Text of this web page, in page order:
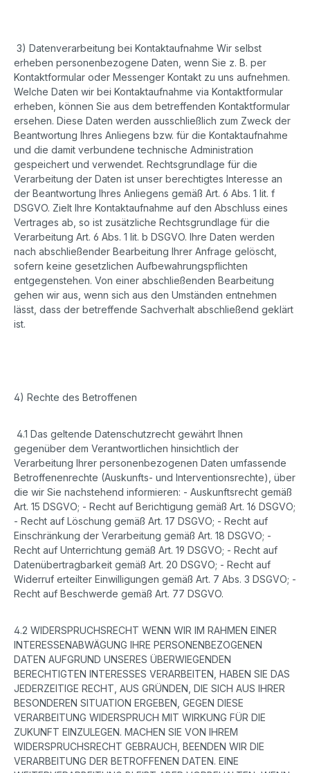
3) Datenverarbeitung bei Kontaktaufnahme Wir selbst
erheben personenbezogene Daten, wenn Sie z. B. per
Kontaktformular oder Messenger Kontakt zu uns aufnehmen.
Welche Daten wir bei Kontaktaufnahme via Kontaktformular
erheben, können Sie aus dem betreffenden Kontaktformular
ersehen. Diese Daten werden ausschließlich zum Zweck der
Beantwortung Ihres Anliegens bzw. für die Kontaktaufnahme
und die damit verbundene technische Administration
gespeichert und verwendet. Rechtsgrundlage für die
Verarbeitung der Daten ist unser berechtigtes Interesse an
der Beantwortung Ihres Anliegens gemäß Art. 6 Abs. 1 lit. f
DSGVO. Zielt Ihre Kontaktaufnahme auf den Abschluss eines
Vertrages ab, so ist zusätzliche Rechtsgrundlage für die
Verarbeitung Art. 6 Abs. 1 lit. b DSGVO. Ihre Daten werden
nach abschließender Bearbeitung Ihrer Anfrage gelöscht,
sofern keine gesetzlichen Aufbewahrungspflichten
entgegenstehen. Von einer abschließenden Bearbeitung
gehen wir aus, wenn sich aus den Umständen entnehmen
lässt, dass der betreffende Sachverhalt abschließend geklärt
ist.
4) Rechte des Betroffenen
4.1 Das geltende Datenschutzrecht gewährt Ihnen
gegenüber dem Verantwortlichen hinsichtlich der
Verarbeitung Ihrer personenbezogenen Daten umfassende
Betroffenenrechte (Auskunfts- und Interventionsrechte), über
die wir Sie nachstehend informieren: - Auskunftsrecht gemäß
Art. 15 DSGVO; - Recht auf Berichtigung gemäß Art. 16 DSGVO;
- Recht auf Löschung gemäß Art. 17 DSGVO; - Recht auf
Einschränkung der Verarbeitung gemäß Art. 18 DSGVO; -
Recht auf Unterrichtung gemäß Art. 19 DSGVO; - Recht auf
Datenübertragbarkeit gemäß Art. 20 DSGVO; - Recht auf
Widerruf erteilter Einwilligungen gemäß Art. 7 Abs. 3 DSGVO; -
Recht auf Beschwerde gemäß Art. 77 DSGVO.
4.2 WIDERSPRUCHSRECHT WENN WIR IM RAHMEN EINER
INTERESSENABWÄGUNG IHRE PERSONENBEZOGENEN
DATEN AUFGRUND UNSERES ÜBERWIEGENDEN
BERECHTIGTEN INTERESSES VERARBEITEN, HABEN SIE DAS
JEDERZEITIGE RECHT, AUS GRÜNDEN, DIE SICH AUS IHRER
BESONDEREN SITUATION ERGEBEN, GEGEN DIESE
VERARBEITUNG WIDERSPRUCH MIT WIRKUNG FÜR DIE
ZUKUNFT EINZULEGEN. MACHEN SIE VON IHREM
WIDERSPRUCHSRECHT GEBRAUCH, BEENDEN WIR DIE
VERARBEITUNG DER BETROFFENEN DATEN. EINE